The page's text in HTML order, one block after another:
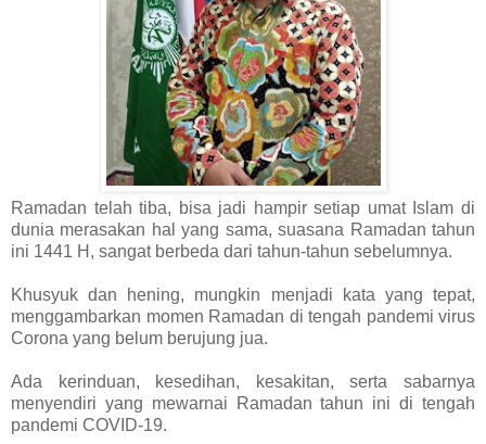
Ramadan telah tiba, bisa jadi hampir setiap umat Islam di
dunia merasakan hal yang sama, suasana Ramadan tahun
ini 1441 H, sangat berbeda dari tahun-tahun sebelumnya.
Khusyuk dan hening, mungkin menjadi kata yang tepat,
menggambarkan momen Ramadan di tengah pandemi virus
Corona yang belum berujung jua.
Ada kerinduan, kesedihan, kesakitan, serta sabarnya
menyendiri yang mewarnai Ramadan tahun ini di tengah
pandemi COVID-19.